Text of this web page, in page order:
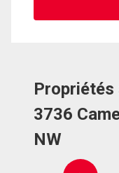
Propriétés
3736
NW